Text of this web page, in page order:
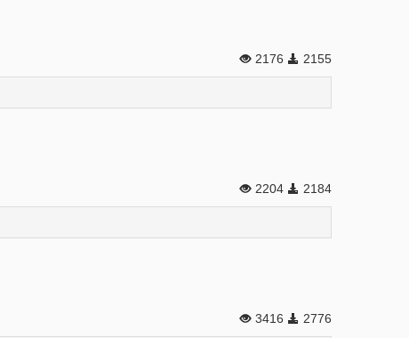
2176 2155
2204 2184
3416 2776